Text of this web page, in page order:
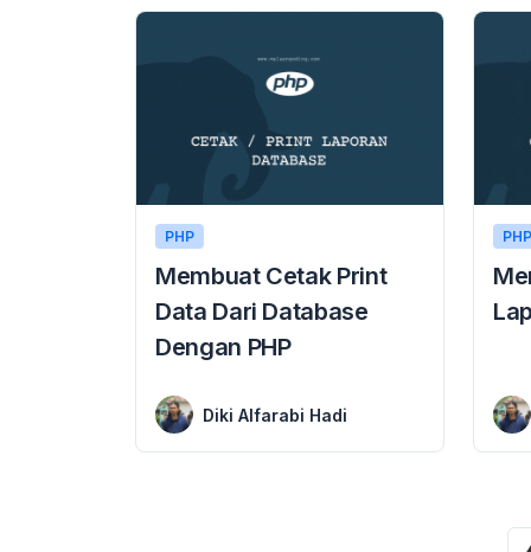
PHP
Membuat Cetak Print
Data Dari Database
Dengan PHP
Diki Alfarabi Hadi
PHP